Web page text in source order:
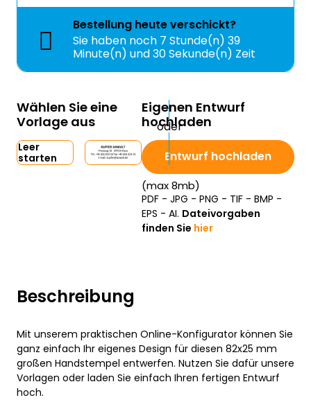
Beschreibung
Mit unserem praktischen Online-Konfigurator können Sie
ganz einfach Ihr eigenes Design für diesen 82x25 mm
großen Handstempel entwerfen. Nutzen Sie dafür unsere
Vorlagen oder laden Sie einfach Ihren fertigen Entwurf
hoch.
Bestellung heuteverschickt?
Sie haben noch 7 Stunde(n) 39
Minute(n) und 29 Sekunde(n) Zeit
Wählen Sie eine
Vorlage aus
Leer
starten
Eigenen Entwurf
hochladen
Entwurf hochladen
(max 8mb)
PDF - JPG - PNG - TIF - BMP -
EPS - AI. Dateivorgaben
finden Sie hier